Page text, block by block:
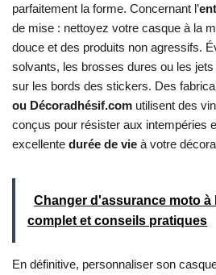
parfaitement la forme. Concernant l’
de mise : nettoyez votre casque à la
douce et des produits non agressifs.
solvants, les brosses dures ou les
sur les bords des stickers. Des
ou Décoradhésif.com utilisent des
conçus pour résister aux intempéries
excellente durée de vie à votre
Changer d'assurance moto à
complet et conseils pratiques
En définitive, personnaliser son